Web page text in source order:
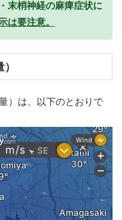
末梢神経の麻痺症状に
は要注意。
）は、以下のとおりで